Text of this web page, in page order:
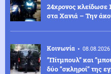
24χρονος κλείδωσε
στα Χανιά – Την
Κοινωνία
”Πίτμπουλ” και
δύο ”σκληροί” της